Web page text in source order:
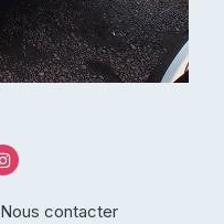
Nous contacter